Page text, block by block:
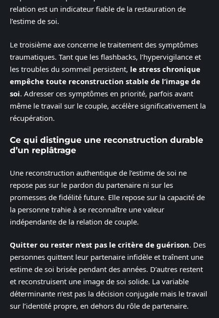
relation est un indicateur fiable de la restauration de
l’estime de soi.
Le troisième axe concerne le traitement des symptômes
traumatiques. Tant que les flashbacks, l’hypervigilance et
les troubles du sommeil persistent, le stress chronique
empêche toute reconstruction stable de l’image de
soi. Adresser ces symptômes en priorité, parfois avant
même le travail sur le couple, accélère significativement la
récupération.
Ce qui distingue une reconstruction durable
d’un replâtrage
Une reconstruction authentique de l’estime de soi ne
repose pas sur le pardon du partenaire ni sur les
promesses de fidélité future. Elle repose sur la capacité de
la personne trahie à se reconnaître une valeur
indépendante de la relation de couple.
Quitter ou rester n’est pas le critère de guérison. Des
personnes quittent leur partenaire infidèle et traînent une
estime de soi brisée pendant des années. D’autres restent
et reconstruisent une image de soi solide. La variable
déterminante n’est pas la décision conjugale mais le travail
sur l’identité propre, en dehors du rôle de partenaire.